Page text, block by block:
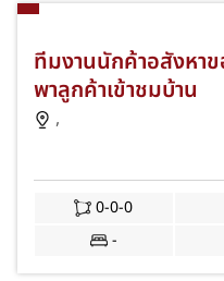
ทีมงานนักค้าอสังหาข
พาลูกค้าเข้าชมบ้าน
,
0-0-0
-